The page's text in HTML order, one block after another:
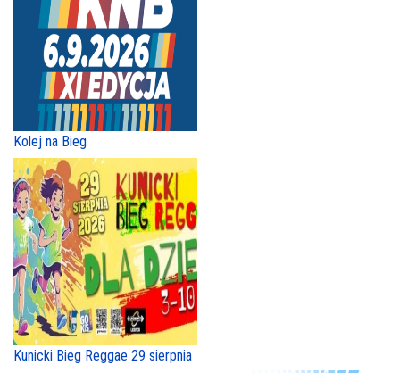
Kolej na Bieg
Kunicki Bieg Reggae 29 sierpnia